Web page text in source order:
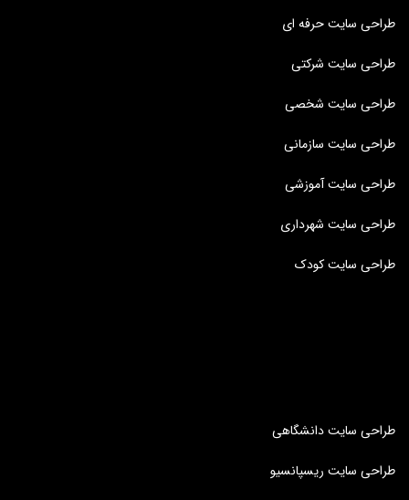
طراحی سایت حرفه ای
طراحی سایت شرکتی
طراحی سایت شخصی
طراحی سایت سازمانی
طراحی سایت آموزشی
طراحی سایت شهرداری
طراحی سایت کودک
طراحی سایت دانشگاهی
طراحی سایت ریسپانسیو